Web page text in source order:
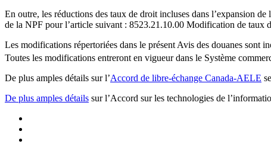
En outre, les réductions des taux de droit incluses dans l’expansion
de la NPF pour l’article suivant : 8523.21.10.00 Modification de taux
Les modifications répertoriées dans le présent Avis des douanes sont
Toutes les modifications entreront en vigueur dans le Système
De plus amples détails sur l’Accord de libre-échange Canada-AELE
De plus amples détails sur l’Accord sur les technologies de